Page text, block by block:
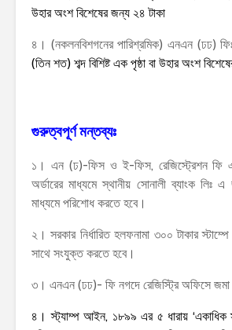
উহার অংশ বিশেষের জন্য ২৪ টাকা
৪। (নকলনবিশগনের পারিশ্রমিক) এনএন (ঢঢ)
(তিন শত) শব্দ বিশিষ্ট এক পৃষ্ঠা বা উহার অংশ
গুরুত্বপূর্ণ মন্তব্যঃ
১। এন (ঢ)-ফিস ও ই-ফিস, রেজিস্ট্রেশন ফি
অর্ডারের মাধ্যমে স্থানীয় সোনালী ব্যাংক লিঃ
মাধ্যমে পরিশোধ করতে হবে।
২। সরকার নির্ধারিত হলফনামা ৩০০ টাকার
সাথে সংযুক্ত করতে হবে।
৩। এনএন (ঢঢ)- ফি নগদে রেজিস্ট্রি অফিসে জমা
৪। স্ট্যাম্প আইন, ১৮৯৯ এর ৫ ধারায় ‘একাধিক